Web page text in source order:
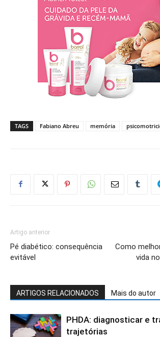
TAGS Fabiano Abreu memória
Artigo anterior
Pé diabético: consequência
evitável
Como
vida
ARTIGOS RELACIONADOS Mais do autor
PHDA: diagnosticar e
trajetórias